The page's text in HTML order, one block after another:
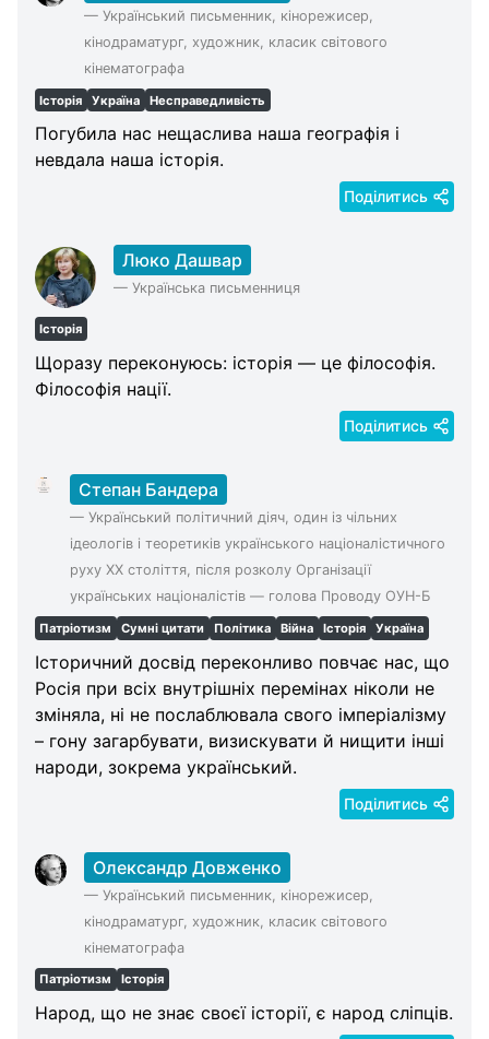
—Український письменник, кінорежисер,
кінодраматург, художник, класик світового
кінематографа
Історія Україна Несправедливість
Погубила нас нещаслива наша географія і
невдала наша історія.
Поділитись
Люко Дашвар
— Українська письменниця
Історія
Щоразу переконуюсь: історія — це філософія.
Філософія нації.
Поділитись
Степан Бандера
— Український політичний діяч, один із чільних
ідеологів і теоретиків українського націоналістичного
руху XX століття, після розколу Організації
українських націоналістів — голова Проводу ОУН-Б
Патріотизм Сумні цитати Політика Війна Історія Україна
Історичний досвід переконливо повчає нас, що
Росія при всіх внутрішніх перемінах ніколи не
зміняла, ні не послаблювала свого імперіалізму
– гону загарбувати, визискувати й нищити інші
народи, зокрема український.
Поділитись
Олександр Довженко
—Український письменник, кінорежисер,
кінодраматург, художник, класик світового
кінематографа
Патріотизм Історія
Народ, що не знає своєї історії, є народ сліпців.